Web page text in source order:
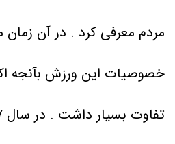
مردم معرفی کرد . در آن زمان
خصوصیات این ورزش بآنجه
تفاوت بسیار داشت . در سال